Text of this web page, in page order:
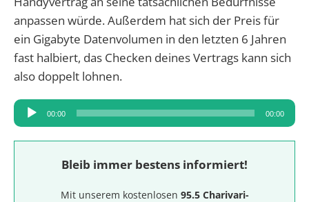
anpassen würde. Außerdem hat sich der Preis für
ein Gigabyte Datenvolumen in den letzten 6 Jahren
fast halbiert, das Checken deines Vertrags kann sich
also doppelt lohnen.
Audio-
Player
00:00 00:00
Bleib immer bestens informiert!
Mit unserem kostenlosen 95.5 Charivari-